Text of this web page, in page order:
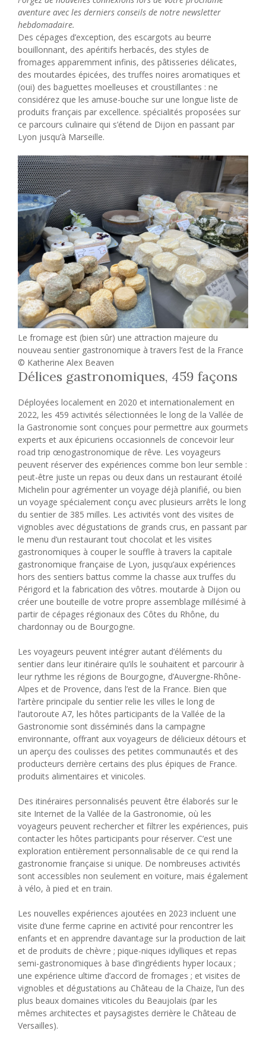
aventure avec les derniers conseils de notre newsletter
hebdomadaire.
Des cépages d’exception, des escargots au beurre
bouillonnant, des apéritifs herbacés, des styles de
fromages apparemment infinis, des pâtisseries délicates,
des moutardes épicées, des truffes noires aromatiques et
(oui) des baguettes moelleuses et croustillantes : ne
considérez que les amuse-bouche sur une longue liste de
produits français par excellence. spécialités proposées sur
ce parcours culinaire qui s’étend de Dijon en passant par
Lyon jusqu’à Marseille.
Le fromage est (bien sûr) une attraction majeure du
nouveau sentier gastronomique à travers l’est de la France
© Katherine Alex Beaven
Délices gastronomiques, 459 façons
Déployées localement en 2020 et internationalement en
2022, les 459 activités sélectionnées le long de la Vallée de
la Gastronomie sont conçues pour permettre aux gourmets
experts et aux épicuriens occasionnels de concevoir leur
road trip œnogastronomique de rêve. Les voyageurs
peuvent réserver des expériences comme bon leur semble :
peut-être juste un repas ou deux dans un restaurant étoilé
Michelin pour agrémenter un voyage déjà planifié, ou bien
un voyage spécialement conçu avec plusieurs arrêts le long
du sentier de 385 milles. Les activités vont des visites de
vignobles avec dégustations de grands crus, en passant par
le menu d’un restaurant tout chocolat et les visites
gastronomiques à couper le souffle à travers la capitale
gastronomique française de Lyon, jusqu’aux expériences
hors des sentiers battus comme la chasse aux truffes du
Périgord et la fabrication des vôtres. moutarde à Dijon ou
créer une bouteille de votre propre assemblage millésimé à
partir de cépages régionaux des Côtes du Rhône, du
chardonnay ou de Bourgogne.
Les voyageurs peuvent intégrer autant d’éléments du
sentier dans leur itinéraire qu’ils le souhaitent et parcourir à
leur rythme les régions de Bourgogne, d’Auvergne-Rhône-
Alpes et de Provence, dans l’est de la France. Bien que
l’artère principale du sentier relie les villes le long de
l’autoroute A7, les hôtes participants de la Vallée de la
Gastronomie sont disséminés dans la campagne
environnante, offrant aux voyageurs de délicieux détours et
un aperçu des coulisses des petites communautés et des
producteurs derrière certains des plus épiques de France.
produits alimentaires et vinicoles.
Des itinéraires personnalisés peuvent être élaborés sur le
site Internet de la Vallée de la Gastronomie, où les
voyageurs peuvent rechercher et filtrer les expériences, puis
contacter les hôtes participants pour réserver. C’est une
exploration entièrement personnalisable de ce qui rend la
gastronomie française si unique. De nombreuses activités
sont accessibles non seulement en voiture, mais également
à vélo, à pied et en train.
Les nouvelles expériences ajoutées en 2023 incluent une
visite d’une ferme caprine en activité pour rencontrer les
enfants et en apprendre davantage sur la production de lait
et de produits de chèvre ; pique-niques idylliques et repas
semi-gastronomiques à base d’ingrédients hyper locaux ;
une expérience ultime d’accord de fromages ; et visites de
vignobles et dégustations au Château de la Chaize, l’un des
plus beaux domaines viticoles du Beaujolais (par les
mêmes architectes et paysagistes derrière le Château de
Versailles).